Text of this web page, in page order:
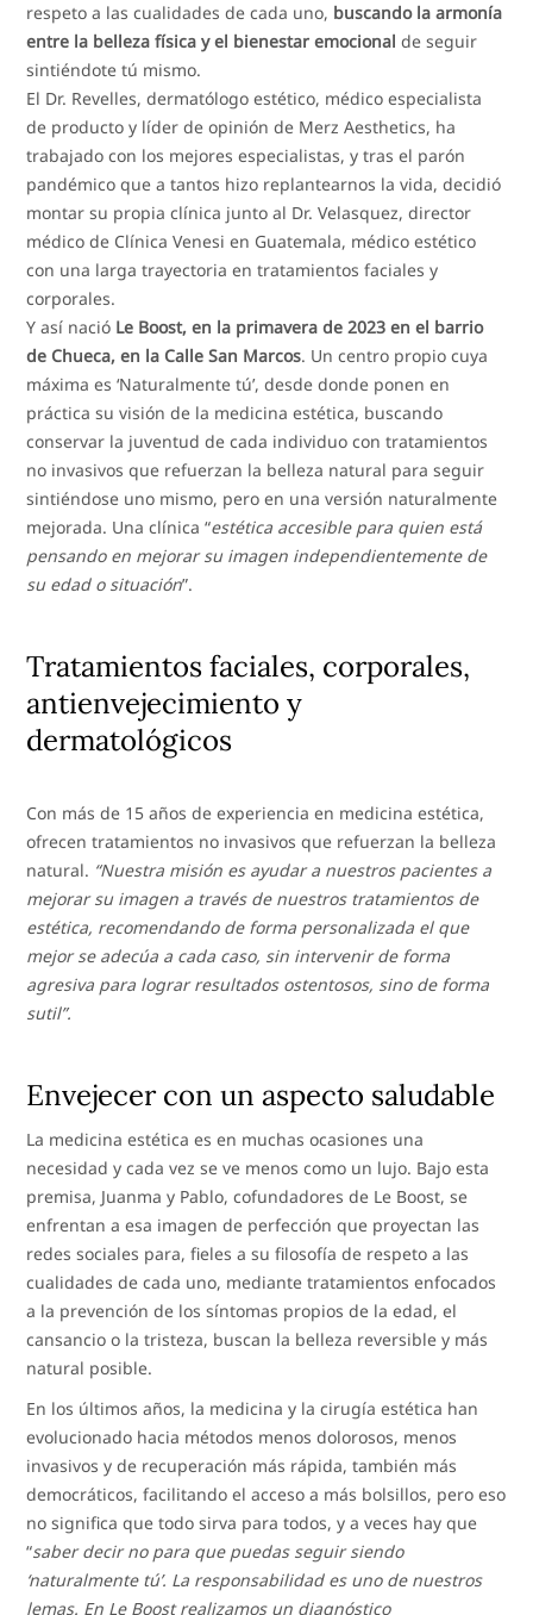
respeto a las cualidades de cada uno, buscando la armonía
entre la belleza física y el bienestar emocional de seguir
sintiéndote tú mismo.
El Dr. Revelles, dermatólogo estético, médico especialista
de producto y líder de opinión de Merz Aesthetics, ha
trabajado con los mejores especialistas, y tras el parón
pandémico que a tantos hizo replantearnos la vida, decidió
montar su propia clínica junto al Dr. Velasquez, director
médico de Clínica Venesi en Guatemala, médico estético
con una larga trayectoria en tratamientos faciales y
corporales.
Y así nació Le Boost, en la primavera de 2023 en el barrio
de Chueca, en la Calle San Marcos. Un centro propio cuya
máxima es ‘Naturalmente tú’, desde donde ponen en
práctica su visión de la medicina estética, buscando
conservar la juventud de cada individuo con tratamientos
no invasivos que refuerzan la belleza natural para seguir
sintiéndose uno mismo, pero en una versión naturalmente
mejorada. Una clínica “estética accesible para quien está
pensando en mejorar su imagen independientemente de
su edad o situación”.
Tratamientos faciales, corporales,
antienvejecimiento y
dermatológicos
Con más de 15 años de experiencia en medicina estética,
ofrecen tratamientos no invasivos que refuerzan la belleza
natural. “Nuestra misión es ayudar a nuestros pacientes a
mejorar su imagen a través de nuestros tratamientos de
estética, recomendando de forma personalizada el que
mejor se adecúa a cada caso, sin intervenir de forma
agresiva para lograr resultados ostentosos, sino de forma
sutil”.
Envejecer con un aspecto saludable
La medicina estética es en muchas ocasiones una
necesidad y cada vez se ve menos como un lujo. Bajo esta
premisa, Juanma y Pablo, cofundadores de Le Boost, se
enfrentan a esa imagen de perfección que proyectan las
redes sociales para, fieles a su filosofía de respeto a las
cualidades de cada uno, mediante tratamientos enfocados
a la prevención de los síntomas propios de la edad, el
cansancio o la tristeza, buscan la belleza reversible y más
natural posible.
En los últimos años, la medicina y la cirugía estética han
evolucionado hacia métodos menos dolorosos, menos
invasivos y de recuperación más rápida, también más
democráticos, facilitando el acceso a más bolsillos, pero eso
no significa que todo sirva para todos, y a veces hay que
“saber decir no para que puedas seguir siendo
‘naturalmente tú’. La responsabilidad es uno de nuestros
lemas. En Le Boost realizamos un diagnóstico